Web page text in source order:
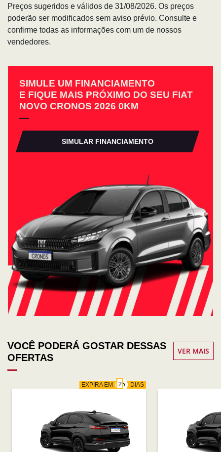
Preços sugeridos e válidos de 31/08/2026. Os preços
poderão ser modificados sem aviso prévio. Consulte e
confirme todas as informações com um de nossos
vendedores.
SIMULE UM FINANCIAMENTO
E FIQUE MAIS PRÓXIMO DO SEU FIAT
NOVO CRONOS 2026 0KM
SIMULAR FINANCIAMENTO
VOCÊ PODERÁ GOSTAR DESSAS
OFERTAS
VER MAIS
EXPIRA EM DIAS